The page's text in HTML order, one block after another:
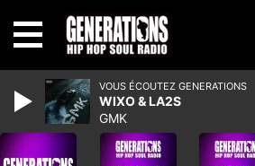
VOUS ÉCOUTEZ GENERATIONS
WIXO & LA2S
GMK